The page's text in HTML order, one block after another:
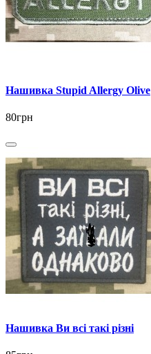
Нашивка Stupid Allergy Olive
80грн
Нашивка Ви всі такі різні